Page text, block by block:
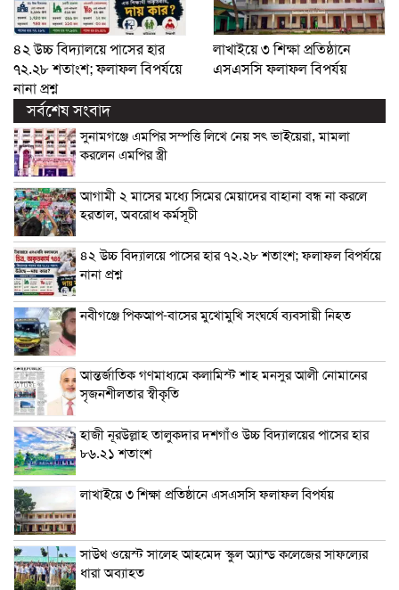
৪২ উচ্চ বিদ্যালয়ে পাসের হার
৭২.২৮ শতাংশ; ফলাফল বিপর্যয়ে
নানা প্রশ্ন
লাখাইয়ে ৩ শিক্ষা প্রতিষ্ঠানে
এসএসসি ফলাফল বিপর্যয়
সর্বশেষ সংবাদ
সুনামগঞ্জে এমপির সম্পত্তি লিখে নেয় সৎ ভাইয়েরা, মামলা
করলেন এমপির স্ত্রী
আগামী ২ মাসের মধ্যে সিমের মেয়াদের বাহানা বন্ধ না করলে
হরতাল, অবরোধ কর্মসূচী
৪২ উচ্চ বিদ্যালয়ে পাসের হার ৭২.২৮ শতাংশ; ফলাফল বিপর্যয়ে
নানা প্রশ্ন
নবীগঞ্জে পিকআপ-বাসের মুখোমুখি সংঘর্ষে ব্যবসায়ী নিহত
আন্তর্জাতিক গণমাধ্যমে কলামিস্ট শাহ মনসুর আলী নোমানের
সৃজনশীলতার স্বীকৃতি
হাজী নূরউল্লাহ তালুকদার দশগাঁও উচ্চ বিদ্যালয়ের পাসের হার
৮৬.২১ শতাংশ
লাখাইয়ে ৩ শিক্ষা প্রতিষ্ঠানে এসএসসি ফলাফল বিপর্যয়
সাউথ ওয়েস্ট সালেহ আহমেদ স্কুল অ্যান্ড কলেজের সাফল্যের
ধারা অব্যাহত